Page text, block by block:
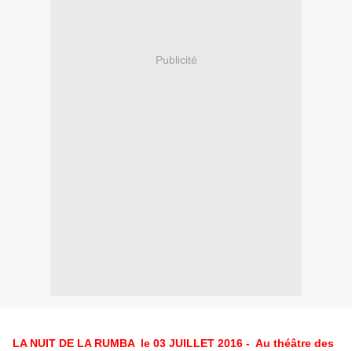
Publicité
LA NUIT DE LA RUMBA le 03 JUILLET 2016 - Au théâtre des